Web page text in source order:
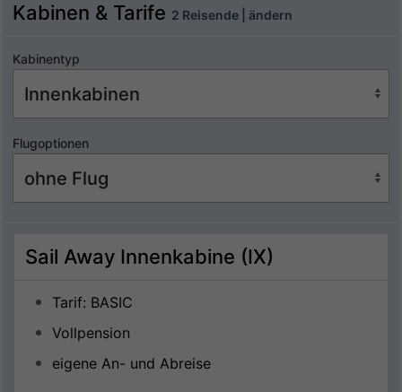
Kabinen & Tarife 2 Reisende | ändern
Kabinentyp
Flugoptionen
Sail Away Innenkabine (IX)
Tarif: BASIC
Vollpension
eigene An- und Abreise